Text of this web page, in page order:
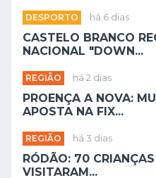
DESPORTO há 6 dias
CASTELO BRANCO
NACIONAL "DOWN...
REGIÃO há 2 dias
PROENÇA A NOVA:
APOSTA NA FIX...
REGIÃO há 3 dias
RÓDÃO: 70
VISITARAM...